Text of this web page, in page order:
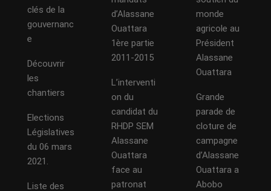
clés de la
gouvernanc
e
Découvrir
les
chantiers
Elections
Législatives
du 06 mars
2021.
Liste des
d’Alassane
Ouattara
1ère partie
2011-2015
L’interventi
on du
candidat du
RHDP SEM
Alassane
Ouattara
face au
patronat
monde
agricole au
Président
Alassane
Ouattara
Grande
parade de
cloture de
campagne
d’Alassane
Ouattara a
Abobo